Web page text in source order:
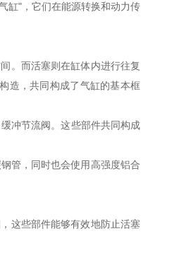
缸"，它们在能源转换和动力传
。而活塞则在缸体内进行往复
造，共同构成了气缸的基本框
冲节流阀。这些部件共同构成
管，同时也会使用高强度铝合
这些部件能够有效地防止活塞